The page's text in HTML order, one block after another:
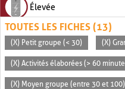
Élevée
TOUTES LES FICHES (13)
(X) Petit groupe (< 30) (X)
(X) Activités élaborées (> 60
(X) Moyen groupe (entre 30 et 100)